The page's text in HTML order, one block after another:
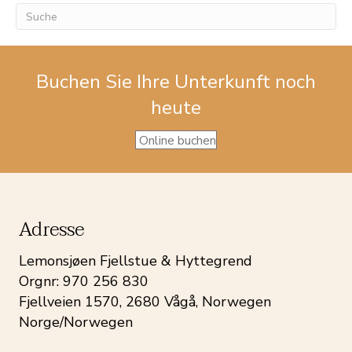
Buchen Sie Ihre Unterkunft noch
heute
Online buchen
Adresse
Lemonsjøen Fjellstue & Hyttegrend
Orgnr: 970 256 830
Fjellveien 1570, 2680 Vågå, Norwegen
Norge/Norwegen